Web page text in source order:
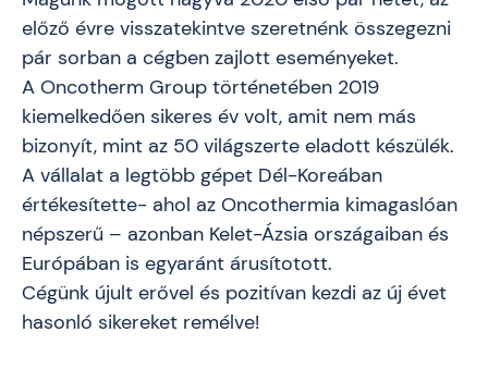
előző évre visszatekintve szeretnénk összegezni
pár sorban a cégben zajlott eseményeket.
A Oncotherm Group történetében 2019
kiemelkedően sikeres év volt, amit nem más
bizonyít, mint az 50 világszerte eladott készülék.
A vállalat a legtöbb gépet Dél-Koreában
értékesítette- ahol az Oncothermia kimagaslóan
népszerű – azonban Kelet-Ázsia országaiban és
Európában is egyaránt árusítotott.
Cégünk újult erővel és pozitívan kezdi az új évet
hasonló sikereket remélve!